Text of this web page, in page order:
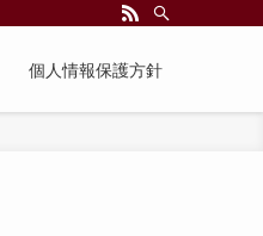
個人情報保護方針